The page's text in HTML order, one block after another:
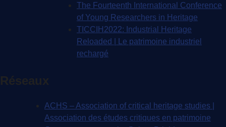
The Fourteenth International Conference
of Young Researchers in Heritage
TICCIH2022: Industrial Heritage
Reloaded | Le patrimoine industriel
rechargé
Réseaux
ACHS – Association of critical heritage studies |
Association des études critiques en patrimoine